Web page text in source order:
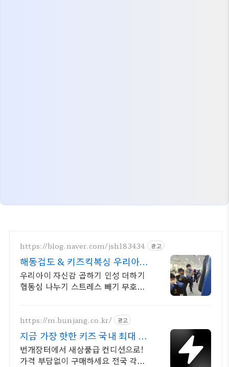
https://blog.naver.com/jsh183434 광고
해동검도 & 키즈킥복싱 우리아이
해동검도 키즈킥복싱
우리아이 자신감 곱하기 인성 더하기
협동심 나누기 스트레스 빼기 무호무
https://m.bunjang.co.kr/ 광고
지금 가장 핫한 키즈 국내 최대 브
랜드 중고거래
번개장터에서 새상품급 컨디션으로!
가격 부담없이 구매하세요 전국 각지